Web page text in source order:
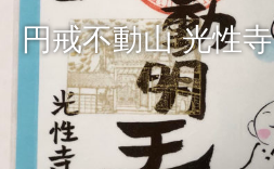
円戒不動山 光性寺